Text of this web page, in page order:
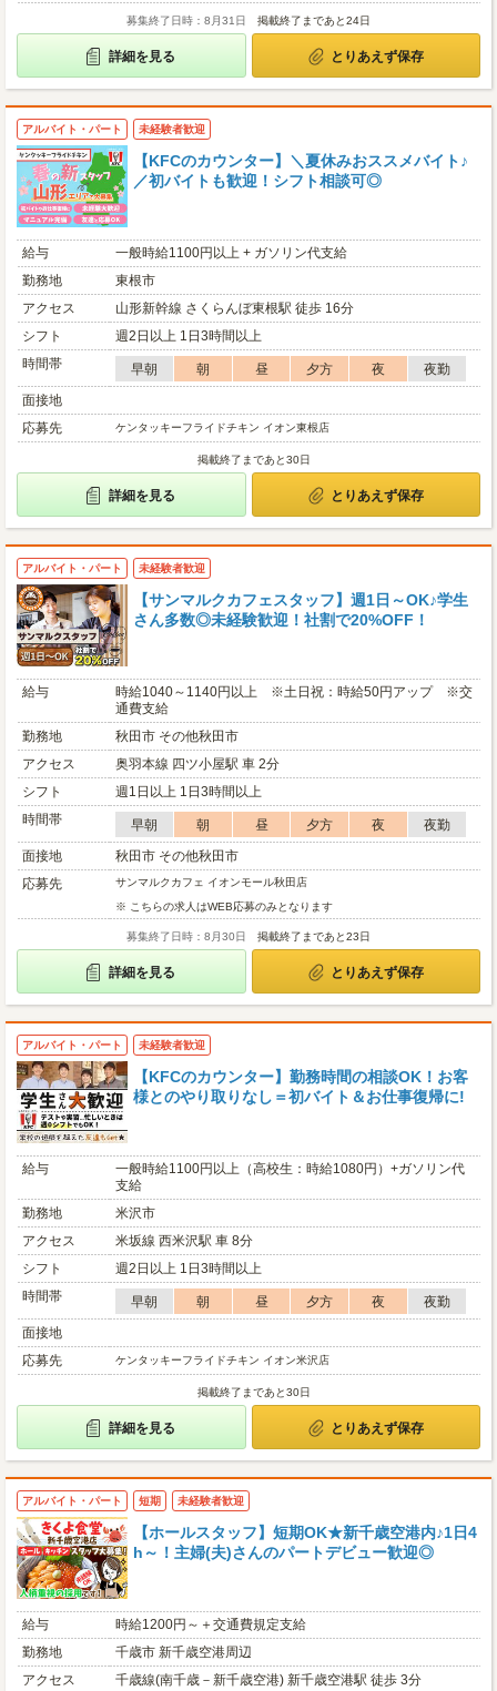
募集終了日時：8月31日 掲載終了まであと24日
詳細を見る とりあえず保存
アルバイト・パート 未経験者歓迎
【KFCのカウンター】＼夏休みおススメバイト♪
／初バイトも歓迎！シフト相談可◎
給与
一般時給1100円以上 + ガソリン代支給
勤務地
東根市
アクセス
山形新幹線 さくらんぼ東根駅 徒歩 16分
シフト
週2日以上 1日3時間以上
時間帯
早朝 朝 昼 夕方 夜
夜勤
面接地
応募先
ケンタッキーフライドチキン イオン東根店
掲載終了まであと30日
詳細を見る とりあえず保存
アルバイト・パート 未経験者歓迎
【サンマルクカフェスタッフ】週1日～OK♪学生
さん多数◎未経験歓迎！社割で20%OFF！
給与
時給1040～1140円以上 ※土日祝：時給50円アップ ※交
通費支給
勤務地
秋田市 その他秋田市
アクセス
奥羽本線 四ツ小屋駅 車 2分
シフト
週1日以上 1日3時間以上
時間帯
早朝 朝 昼 夕方 夜
夜勤
面接地
秋田市 その他秋田市
応募先
サンマルクカフェ イオンモール秋田店
※ こちらの求人はWEB応募のみとなります
募集終了日時：8月30日 掲載終了まであと23日
詳細を見る とりあえず保存
アルバイト・パート 未経験者歓迎
【KFCのカウンター】勤務時間の相談OK！お客
様とのやり取りなし＝初バイト＆お仕事復帰に!
給与
一般時給1100円以上（高校生：時給1080円）+ガソリン代
支給
勤務地
米沢市
アクセス
米坂線 西米沢駅 車 8分
シフト
週2日以上 1日3時間以上
時間帯
早朝 朝 昼 夕方 夜
夜勤
面接地
応募先
ケンタッキーフライドチキン イオン米沢店
掲載終了まであと30日
詳細を見る とりあえず保存
アルバイト・パート 短期 未経験者歓迎
【ホールスタッフ】短期OK★新千歳空港内♪1日4
h～！主婦(夫)さんのパートデビュー歓迎◎
給与
時給1200円～＋交通費規定支給
勤務地
千歳市 新千歳空港周辺
アクセス
千歳線(南千歳－新千歳空港) 新千歳空港駅 徒歩 3分